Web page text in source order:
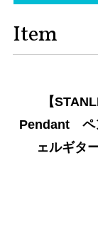
Item
【
Pendant ペ
ェルギタ